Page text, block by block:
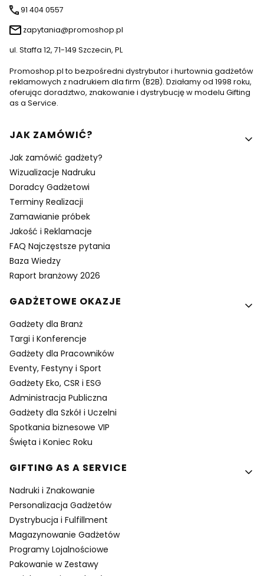
91 404 0557
zapytania@promoshop.pl
ul. Staffa 12, 71-149 Szczecin, PL
Promoshop.pl to bezpośredni dystrybutor i hurtownia gadżetów
reklamowych z nadrukiem dla firm (B2B). Działamy od 1998 roku,
oferując doradztwo, znakowanie i dystrybucję w modelu Gifting
as a Service.
Linki w stopce
JAK ZAMÓWIĆ?
Jak zamówić gadżety?
Wizualizacje Nadruku
Doradcy Gadżetowi
Terminy Realizacji
Zamawianie próbek
Jakość i Reklamacje
FAQ Najczęstsze pytania
Baza Wiedzy
Raport branżowy 2026
GADŻETOWE OKAZJE
Gadżety dla Branż
Targi i Konferencje
Gadżety dla Pracowników
Eventy, Festyny i Sport
Gadżety Eko, CSR i ESG
Administracja Publiczna
Gadżety dla Szkół i Uczelni
Spotkania biznesowe VIP
Święta i Koniec Roku
GIFTING AS A SERVICE
Nadruki i Znakowanie
Personalizacja Gadżetów
Dystrybucja i Fulfillment
Magazynowanie Gadżetów
Programy Lojalnościowe
Pakowanie w Zestawy